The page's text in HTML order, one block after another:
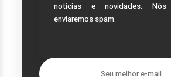
notícias e novidades.
enviaremos spam.